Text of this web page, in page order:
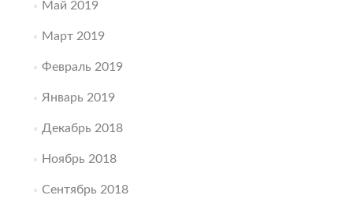
Май 2019
Март 2019
Февраль 2019
Январь 2019
Декабрь 2018
Ноябрь 2018
Сентябрь 2018